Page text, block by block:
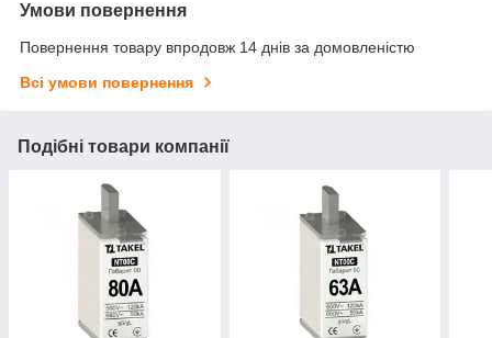
Умови повернення
Повернення товару впродовж 14 днів за домовленістю
Всі умови повернення
Подібні товари компанії